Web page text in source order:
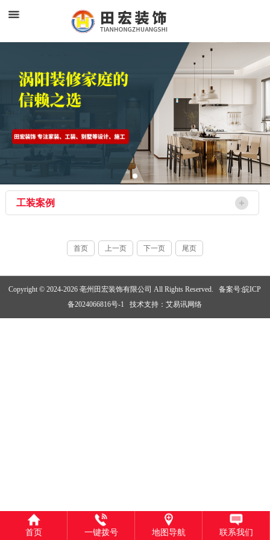
工装案例
首页 上一页 下一页 尾页
Copyright © 2024-2026 亳州田宏装饰有限公司 All Rights Reserved.
备案号:皖ICP
备2024066816号-1
技术支持：艾易讯网络
首页 一键拨号 地图导航 联系我们